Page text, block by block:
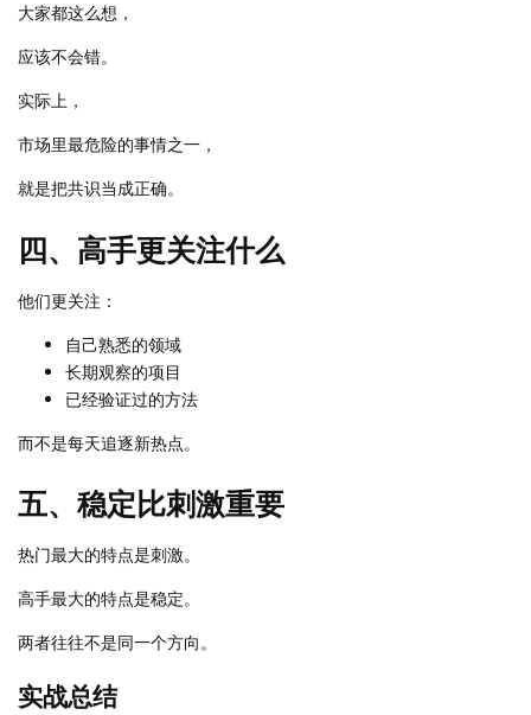
大家都这么想，
应该不会错。
实际上，
市场里最危险的事情之一，
就是把共识当成正确。
四、高手更关注什么
他们更关注：
自己熟悉的领域
长期观察的项目
已经验证过的方法
而不是每天追逐新热点。
五、稳定比刺激重要
热门最大的特点是刺激。
高手最大的特点是稳定。
两者往往不是同一个方向。
实战总结